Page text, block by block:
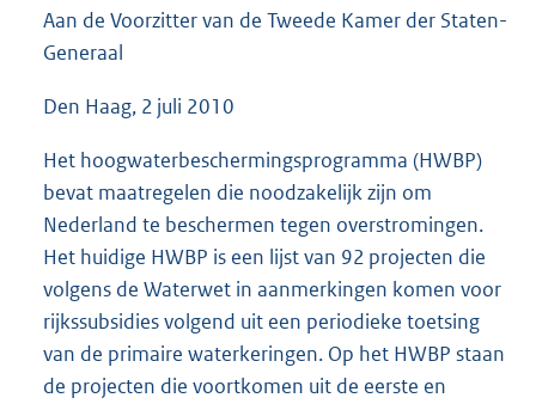
5
Aan de Voorzitter van de Tweede Kamer der Staten-
Generaal
Den Haag, 2 juli 2010
Het hoogwaterbeschermingsprogramma (HWBP)
bevat maatregelen die noodzakelijk zijn om
Nederland te beschermen tegen overstromingen.
Het huidige HWBP is een lijst van 92 projecten die
volgens de Waterwet in aanmerkingen komen voor
rijkssubsidies volgend uit een periodieke toetsing
van de primaire waterkeringen. Op het HWBP staan
de projecten die voortkomen uit de eerste en